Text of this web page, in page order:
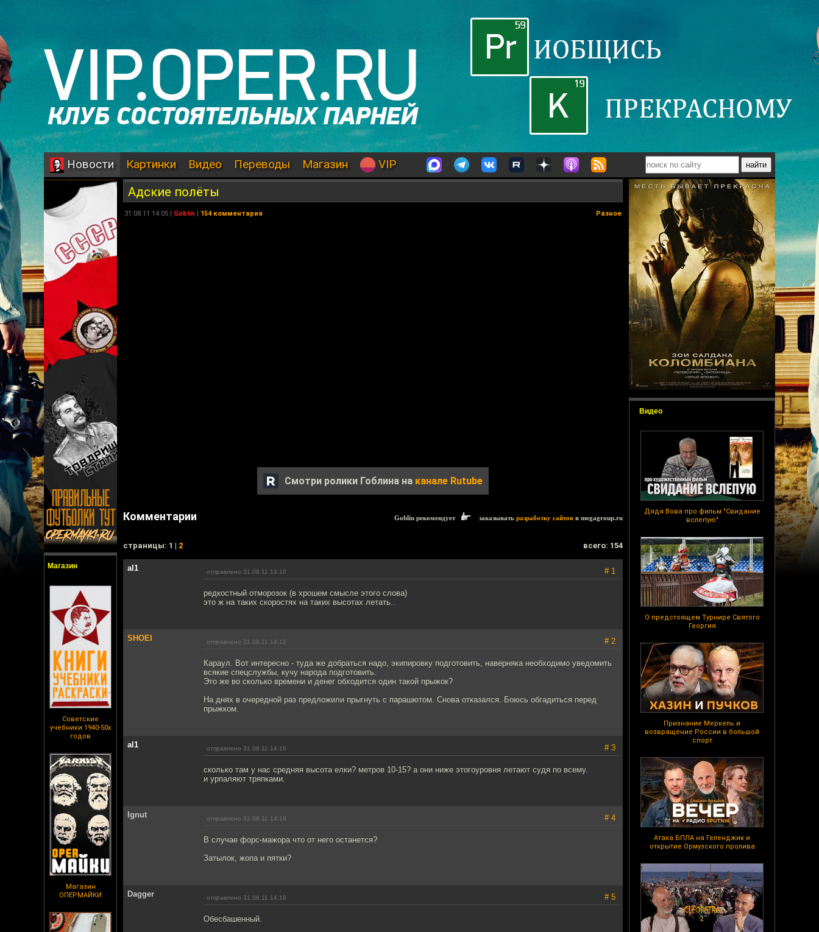
Новости Картинки Видео Переводы Магазин VIP
Магазин
Советские
учебники 1940-50х
годов
Магазин
ОПЕРМАЙКИ
Видео
Дядя Вова про фильм "Свидание
вслепую"
О предстоящем Турнире Святого
Георгия
Признание Меркель и
возвращение России в большой
спорт
Атака БПЛА на Геленджик и
открытие Ормузского пролива
Адские полёты
31.08.11 14:05 | Goblin | 154 комментария Разное
Смотри ролики Гоблина на канале Rutube
Комментарии Goblin рекомендует заказывать разработку сайтов в megagroup.ru
cтраницы: 1 | 2 всего: 154
al1 отправлено 31.08.11 14:10 # 1
редкостный отморозок (в хрошем смысле этого слова)
это ж на таких скоростях на таких высотах летать..
SHOEI отправлено 31.08.11 14:12 # 2
Караул. Вот интересно - туда же добраться надо, экипировку подготовить, наверняка необходимо уведомить
всякие спецслужбы, кучу народа подготовить.
Это же во сколько времени и денег обходится один такой прыжок?
На днях в очередной раз предложили прыгнуть с парашютом. Снова отказался. Боюсь обгадиться перед
прыжком.
al1 отправлено 31.08.11 14:16 # 3
сколько там у нас средняя высота елки? метров 10-15? а они ниже этогоуровня летают судя по всему.
и урпаляют тряпками.
Ignut отправлено 31.08.11 14:19 # 4
В случае форс-мажора что от него останется?
Затылок, жопа и пятки?
Dagger отправлено 31.08.11 14:19 # 5
Обесбашенный.